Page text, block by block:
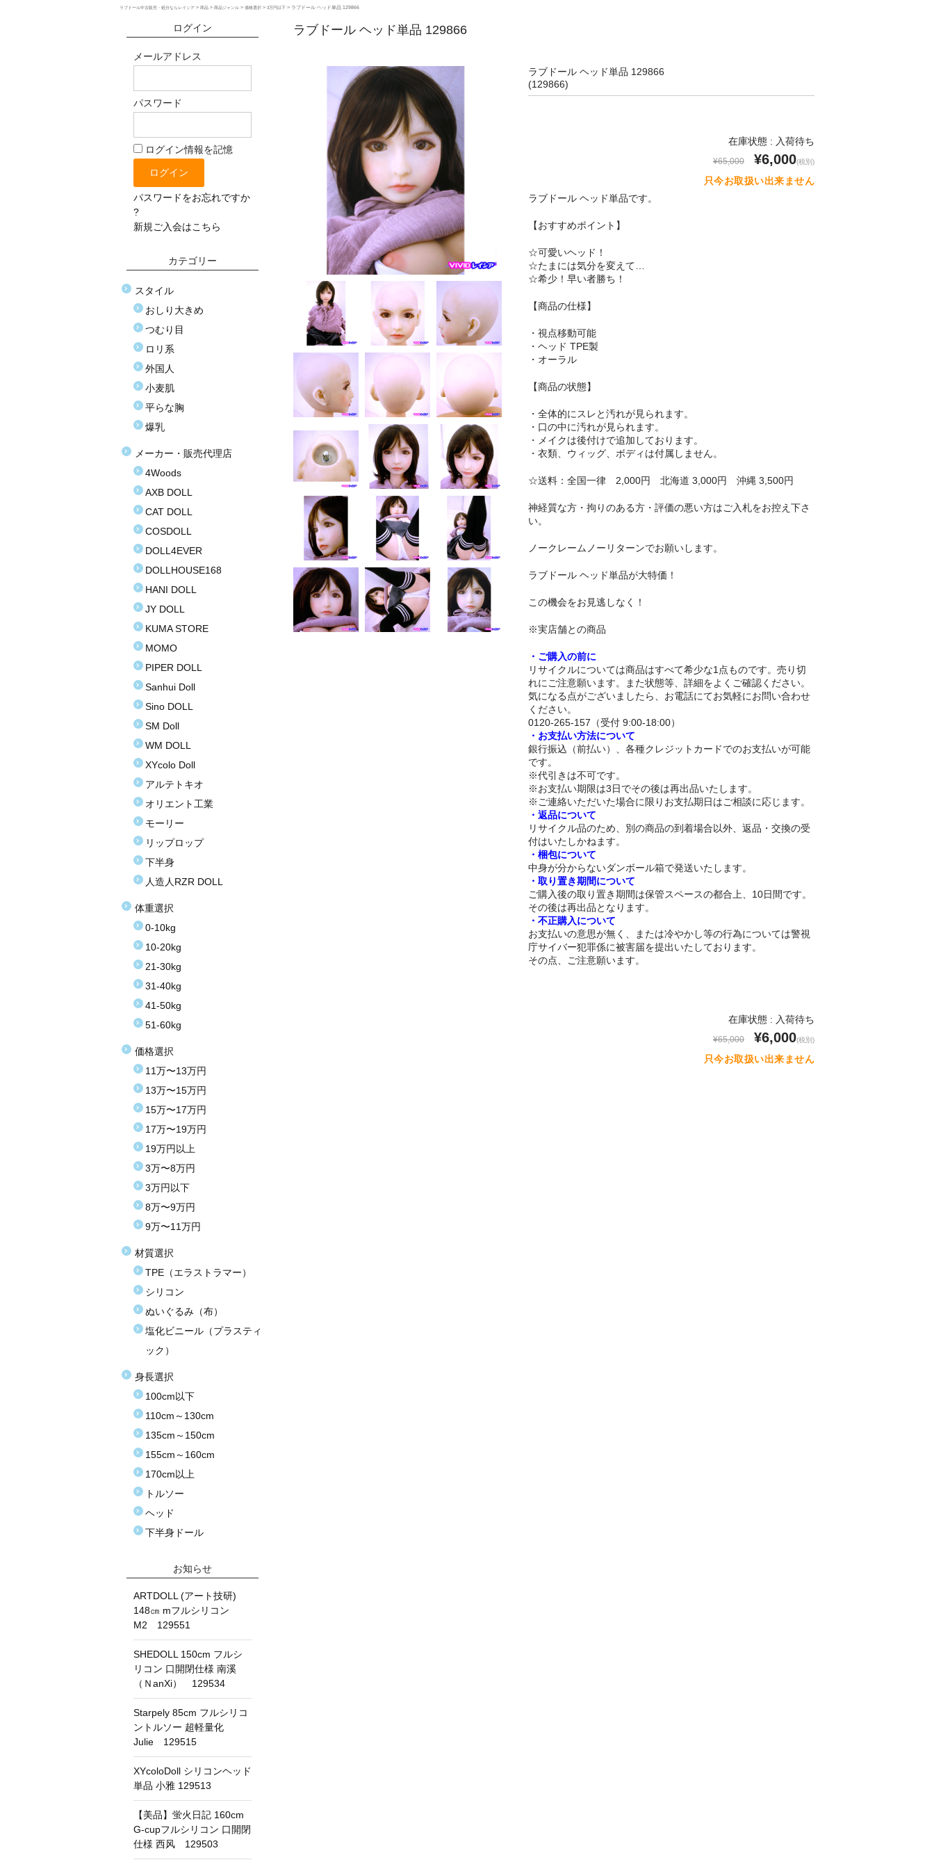
ラブドール中古販売・処分ならレイシア > 商品 > 商品ジャンル > 価格選択 > 3万円以下 > ラブドール ヘッド単品 129866
ラブドール ヘッド単品 129866
ラブドール ヘッド単品 129866
(129866)
在庫状態 : 入荷待ち
¥65,000 ¥6,000(税別)
只今お取扱い出来ません
ラブドール ヘッド単品です。
【おすすめポイント】
☆可愛いヘッド！
☆たまには気分を変えて…
☆希少！早い者勝ち！
【商品の仕様】
・視点移動可能
・ヘッド TPE製
・オーラル
【商品の状態】
・全体的にスレと汚れが見られます。
・口の中に汚れが見られます。
・メイクは後付けで追加しております。
・衣類、ウィッグ、ボディは付属しません。
☆送料：全国一律 2,000円 北海道 3,000円 沖縄 3,500円
神経質な方・拘りのある方・評価の悪い方はご入札をお控え下さ
い。
ノークレームノーリターンでお願いします。
ラブドール ヘッド単品が大特価！
この機会をお見逃しなく！
※実店舗との商品
・ご購入の前に
リサイクルについては商品はすべて希少な1点ものです。売り切
れにご注意願います。また状態等、詳細をよくご確認ください。
気になる点がございましたら、お電話にてお気軽にお問い合わせ
ください。
0120-265-157（受付 9:00-18:00）
・お支払い方法について
銀行振込（前払い）、各種クレジットカードでのお支払いが可能
です。
※代引きは不可です。
※お支払い期限は3日でその後は再出品いたします。
※ご連絡いただいた場合に限りお支払期日はご相談に応じます。
・返品について
リサイクル品のため、別の商品の到着場合以外、返品・交換の受
付はいたしかねます。
・梱包について
中身が分からないダンボール箱で発送いたします。
・取り置き期間について
ご購入後の取り置き期間は保管スペースの都合上、10日間です。
その後は再出品となります。
・不正購入について
お支払いの意思が無く、または冷やかし等の行為については警視
庁サイバー犯罪係に被害届を提出いたしております。
その点、ご注意願います。
在庫状態 : 入荷待ち
¥65,000 ¥6,000(税別)
只今お取扱い出来ません
ログイン
メールアドレス
パスワード
ログイン情報を記憶
パスワードをお忘れですか
?
新規ご入会はこちら
カテゴリー
スタイル
おしり大きめ
つむり目
ロリ系
外国人
小麦肌
平らな胸
爆乳
メーカー・販売代理店
4Woods
AXB DOLL
CAT DOLL
COSDOLL
DOLL4EVER
DOLLHOUSE168
HANI DOLL
JY DOLL
KUMA STORE
MOMO
PIPER DOLL
Sanhui Doll
Sino DOLL
SM Doll
WM DOLL
XYcolo Doll
アルテトキオ
オリエント工業
モーリー
リップロップ
下半身
人造人RZR DOLL
体重選択
0-10kg
10-20kg
21-30kg
31-40kg
41-50kg
51-60kg
価格選択
11万〜13万円
13万〜15万円
15万〜17万円
17万〜19万円
19万円以上
3万〜8万円
3万円以下
8万〜9万円
9万〜11万円
材質選択
TPE（エラストラマー）
シリコン
ぬいぐるみ（布）
塩化ビニール（プラスティ
ック）
身長選択
100cm以下
110cm～130cm
135cm～150cm
155cm～160cm
170cm以上
トルソー
ヘッド
下半身ドール
お知らせ
ARTDOLL (アート技研)
148㎝ mフルシリコン
M2 129551
SHEDOLL 150cm フルシ
リコン 口開閉仕様 南溪
（ＮanXi） 129534
Starpely 85cm フルシリコ
ントルソー 超軽量化
Julie 129515
XYcoloDoll シリコンヘッド
単品 小雅 129513
【美品】蛍火日記 160cm
G-cupフルシリコン 口開閉
仕様 西风 129503